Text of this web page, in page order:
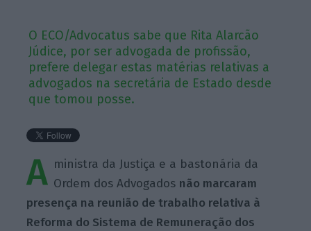
O ECO/Advocatus sabe que Rita Alarcão
Júdice, por ser advogada de profissão,
prefere delegar estas matérias relativas a
advogados na secretária de Estado desde
que tomou posse.
A ministra da Justiça e a bastonária da
Ordem dos Advogados não marcaram
presença na reunião de trabalho relativa à
Reforma do Sistema de Remuneração dos